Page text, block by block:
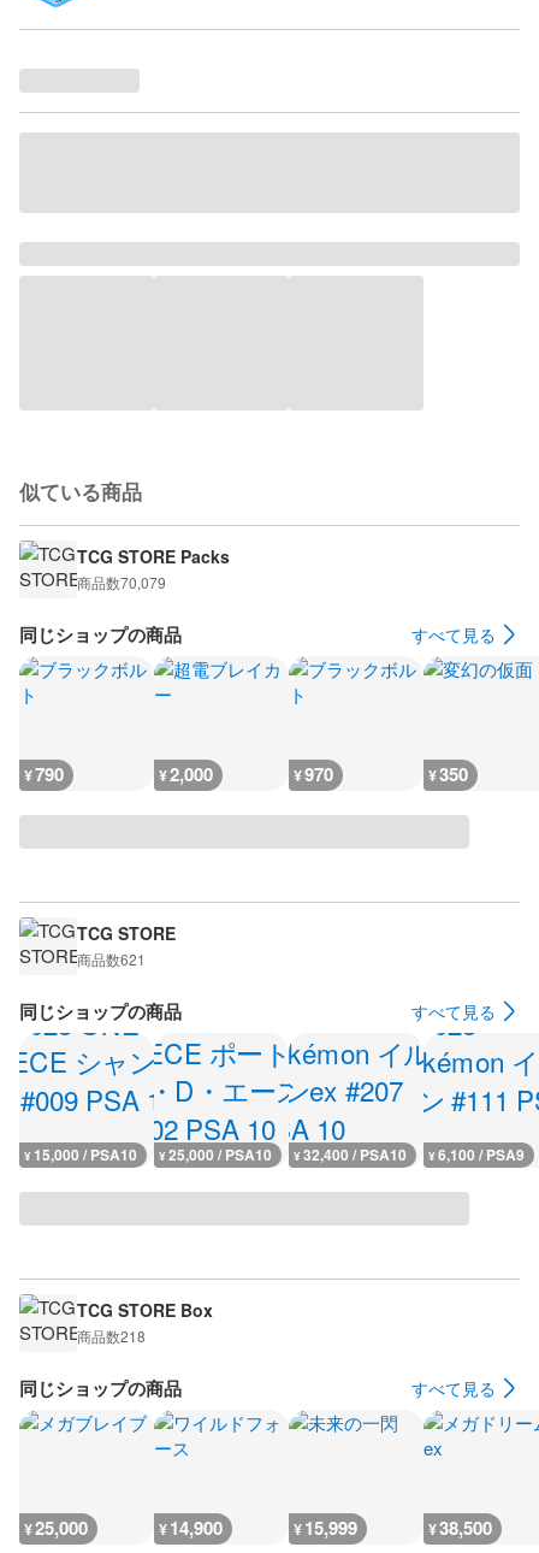
似ている商品
TCG STORE Packs
商品数70,079
同じショップの商品 すべて見る
¥790 ¥2,000 ¥970 ¥350
TCG STORE
商品数621
同じショップの商品 すべて見る
¥ 15,000 / PSA10 ¥25,000 / PSA10 ¥32,400 / PSA10 ¥6,100 / PSA9
TCG STORE Box
商品数218
同じショップの商品 すべて見る
¥25,000 ¥14,900 ¥15,999 ¥38,500